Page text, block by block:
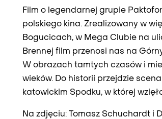
Film o legendarnej grupie
polskiego kina. Zrealizowany w
Bogucicach, w Mega Clubie na
Brennej film przenosi nas na
W obrazach tamtych czasów i
wieków. Do historii przejdzie
katowickim Spodku, w której
Na zdjęciu: Tomasz Schuchardt i